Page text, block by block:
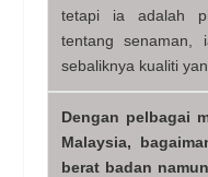
tetapi ia adalah
tentang senaman,
sebaliknya kualiti
Dengan pelbagai
Malaysia,
berat badan